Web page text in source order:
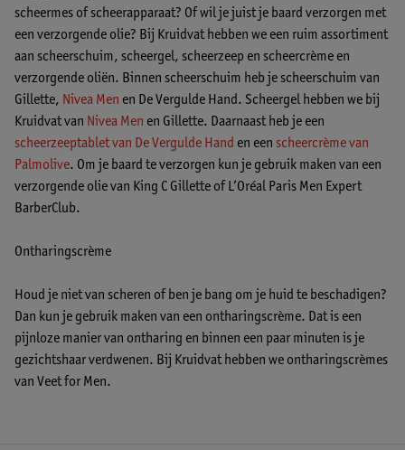
scheermes of scheerapparaat? Of wil je juist je baard verzorgen met
een verzorgende olie? Bij Kruidvat hebben we een ruim assortiment
aan scheerschuim, scheergel, scheerzeep en scheercrème en
verzorgende oliën. Binnen scheerschuim heb je scheerschuim van
Gillette, Nivea Men en De Vergulde Hand. Scheergel hebben we bij
Kruidvat van Nivea Men en Gillette. Daarnaast heb je een
scheerzeeptablet van De Vergulde Hand en een scheercrème van
Palmolive. Om je baard te verzorgen kun je gebruik maken van een
verzorgende olie van King C Gillette of L’Oréal Paris Men Expert
BarberClub.
Ontharingscrème
Houd je niet van scheren of ben je bang om je huid te beschadigen?
Dan kun je gebruik maken van een ontharingscrème. Dat is een
pijnloze manier van ontharing en binnen een paar minuten is je
gezichtshaar verdwenen. Bij Kruidvat hebben we ontharingscrèmes
van Veet for Men.